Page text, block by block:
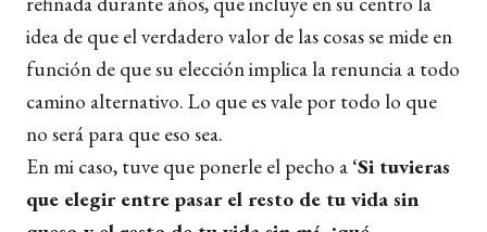
idea de que el verdadero valor de las cosas se mide en
función de que su elección implica la renuncia a todo
camino alternativo. Lo que es vale por todo lo que
no será para que eso sea.
En mi caso, tuve que ponerle el pecho a ‘Si tuvieras
que elegir entre pasar el resto de tu vida sin